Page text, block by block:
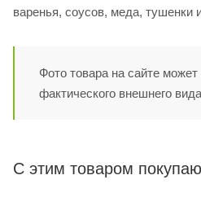
варенья, соусов, меда, тушенки
Фото товара на сайте может
фактического внешнего
С этим товаром